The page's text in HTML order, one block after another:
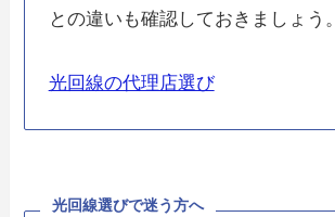
との違いも確認しておきましょう。
光回線の代理店選び
光回線選びで迷う方へ